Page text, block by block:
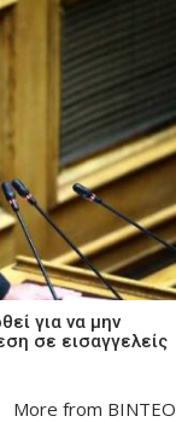
για να μην
σε εισαγγελείς
More from ΒΙΝΤΕΟ